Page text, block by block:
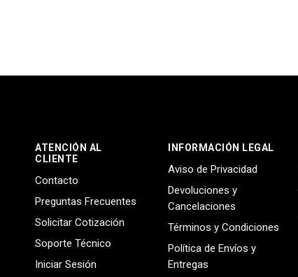
ATENCIÓN AL
CLIENTE
Contacto
Preguntas Frecuentes
Solicitar Cotización
Soporte Técnico
Iniciar Sesión
INFORMACIÓN LEGAL
Aviso de Privacidad
Devoluciones y
Cancelaciones
Términos y Condiciones
Política de Envíos y
Entregas